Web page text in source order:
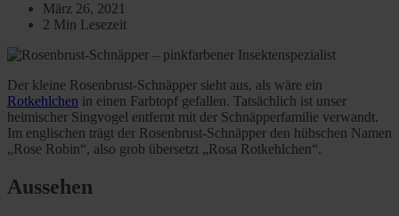
März 26, 2021
2 Min Lesezeit
Der kleine Rosenbrust-Schnäpper sieht aus, als wäre ein
Rotkehlchen in einen Farbtopf gefallen. Tatsächlich ist unser
heimischer Singvogel entfernt mit der Schnäpperfamilie verwandt.
Im englischen trägt der Rosenbrust-Schnäpper den hübschen Namen
„Rose Robin“, also grob übersetzt „Rosa Rotkehlchen“.
Aussehen